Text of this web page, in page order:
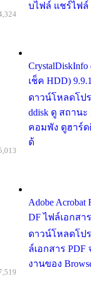
บไฟล์ แชร์ไฟล์
เช็ค HDD) 9.9.1
ดาวน์โหลดโป
ddisk ดู สถาน
คอมพัง ดูฮาร์ด
ด้
Adobe
DF ไฟล์เอกสา
ดาวน์โหลดโปร
ล์เอกสาร
งานของ